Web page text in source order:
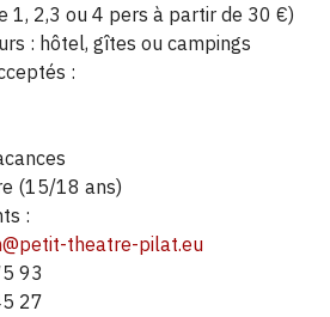
1, 2,3 ou 4 pers à partir de 30 €)
: hôtel, gîtes ou campings
:
(15/18 ans)
:
theatre-pilat.eu
93
27